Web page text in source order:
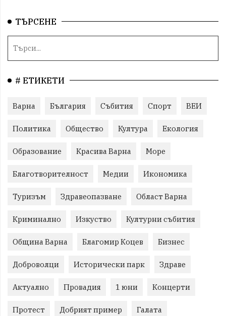
ТЪРСЕНЕ
# ЕТИКЕТИ
Варна България Събития Спорт ВЕИ
Политика Общество Култура Екология
Образование Красива Варна Море
Благотворителност Медии Икономика
Туризъм Здравеопазване Област Варна
Криминално Изкуство Културни събития
Община Варна Благомир Коцев Бизнес
Доброволци Исторически парк Здраве
Актуално Провадия 1 юни Концерти
Протест Добрият пример Галата